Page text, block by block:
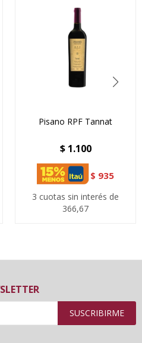
Pisano RPF Tannat
$ 1.100
$ 935
3 cuotas sin interés de
366,67
SUSCRIBIRME